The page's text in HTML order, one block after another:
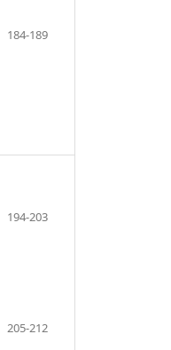
184-189
194-203
205-212